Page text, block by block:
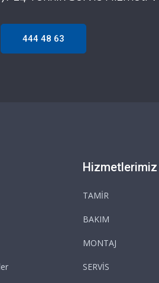
444 48 63
Hizmetlerimiz
TAMİR
BAKIM
MONTAJ
SERVİS